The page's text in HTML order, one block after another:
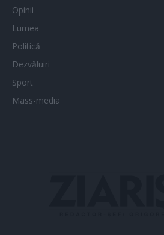
Opinii
Lumea
Politică
Dezvăluiri
Sport
Mass-media